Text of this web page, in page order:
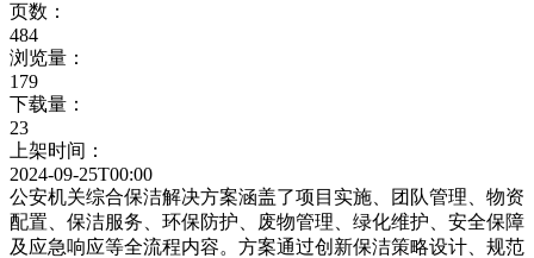
页数：
484
浏览量：
179
下载量：
23
上架时间：
2024-09-25T00:00
公安机关综合保洁解决方案涵盖了项目实施、团队管理、物资
配置、保洁服务、环保防护、废物管理、绿化维护、安全保障
及应急响应等全流程内容。方案通过创新保洁策略设计、规范